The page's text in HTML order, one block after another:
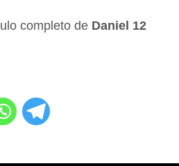
completo de Daniel 12